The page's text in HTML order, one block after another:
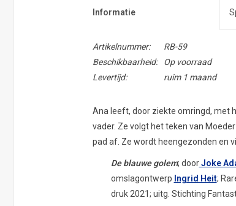
Informatie
Artikelnummer:
RB-59
Beschikbaarheid:
Op voorraad
Levertijd:
ruim 1 maand
Ana leeft, door ziekte omringd, met
vader. Ze volgt het teken van
pad af. Ze wordt heengezonden en
De blauwe golem; doorJoke
omslagontwerp Ingrid Heit;
druk 2021; uitg. Stichting